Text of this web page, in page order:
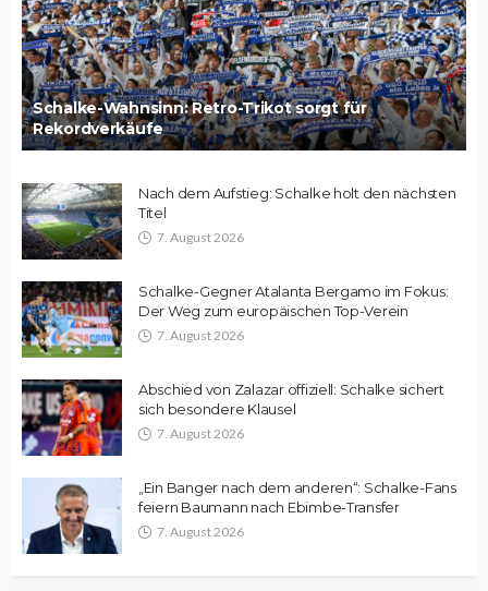
Schalke-Wahnsinn: Retro-Trikot sorgt für
Rekordverkäufe
Nach dem Aufstieg: Schalke holt den nächsten
Titel
7. August 2026
Schalke-Gegner Atalanta Bergamo im Fokus:
Der Weg zum europäischen Top-Verein
7. August 2026
Abschied von Zalazar offiziell: Schalke sichert
sich besondere Klausel
7. August 2026
„Ein Banger nach dem anderen“: Schalke-Fans
feiern Baumann nach Ebimbe-Transfer
7. August 2026